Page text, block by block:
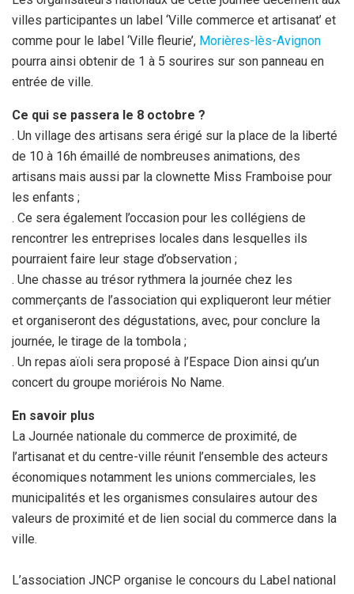
villes participantes un label ‘Ville commerce et artisanat’ et
comme pour le label ‘Ville fleurie’, Morières-lès-Avignon
pourra ainsi obtenir de 1 à 5 sourires sur son panneau en
entrée de ville.
Ce qui se passera le 8 octobre ?
. Un village des artisans sera érigé sur la place de la liberté
de 10 à 16h émaillé de nombreuses animations, des
artisans mais aussi par la clownette Miss Framboise pour
les enfants ;
. Ce sera également l’occasion pour les collégiens de
rencontrer les entreprises locales dans lesquelles ils
pourraient faire leur stage d’observation ;
. Une chasse au trésor rythmera la journée chez les
commerçants de l’association qui expliqueront leur métier
et organiseront des dégustations, avec, pour conclure la
journée, le tirage de la tombola ;
. Un repas aïoli sera proposé à l’Espace Dion ainsi qu’un
concert du groupe moriérois No Name.
En savoir plus
La Journée nationale du commerce de proximité, de
l’artisanat et du centre-ville réunit l’ensemble des acteurs
économiques notamment les unions commerciales, les
municipalités et les organismes consulaires autour des
valeurs de proximité et de lien social du commerce dans la
ville.
L’association JNCP organise le concours du Label national